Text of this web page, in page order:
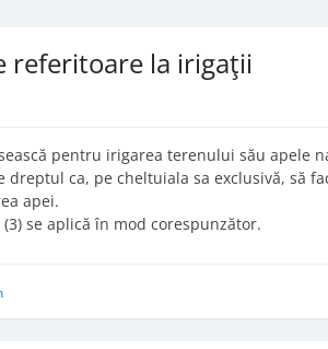
referitoare la irigaţii
pentru irigarea terenului său apele
dreptul ca, pe cheltuiala sa exclusivă, să
apei.
se aplică în mod corespunzător.